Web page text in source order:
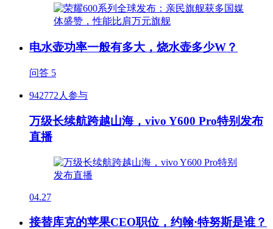
电水壶功率一般有多大，烧水壶多少W？
问答 5
942772人参与
万级长续航跨越山海，vivo Y600 Pro特别发布
直播
04.27
接替库克的苹果CEO职位，约翰·特努斯是谁？